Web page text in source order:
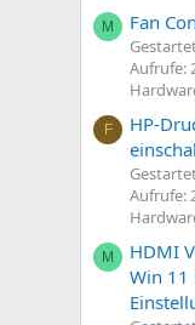
M Fan
Aufrufe:
F
HP-
Aufrufe:
M
HDMI
Win 11